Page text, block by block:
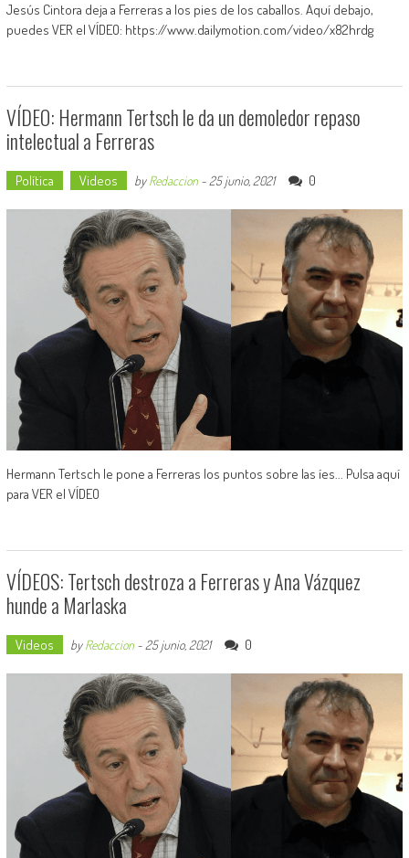
Jesús Cintora deja a Ferreras a los pies de los caballos. Aquí debajo,
puedes VER el VÍDEO: https://www.dailymotion.com/video/x82hrdg
VÍDEO: Hermann Tertsch le da un demoledor repaso
intelectual a Ferreras
Política Videos byRedaccion- 25 junio, 2021 0
Hermann Tertsch le pone a Ferreras los puntos sobre las íes... Pulsa aquí
para VER el VÍDEO
VÍDEOS: Tertsch destroza a Ferreras y Ana Vázquez
hunde a Marlaska
Videos byRedaccion- 25 junio, 2021 0